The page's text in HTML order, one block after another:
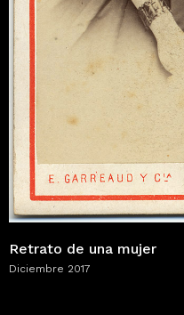
Retrato de una mujer
Diciembre 2017